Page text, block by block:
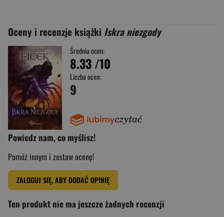
Oceny i recenzje książki Iskra niezgody
Średnia ocen:
8.33/10
Liczba ocen:
9
Powiedz nam, co myślisz!
Pomóż innym i zostaw ocenę!
ZALOGUJ SIĘ, ABY DODAĆ OPINIĘ
Ten produkt nie ma jeszcze żadnych recenzji